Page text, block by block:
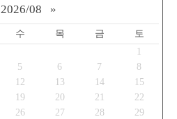
2026/08 »
수 목 금
토
1
5 6 7
8
12 13 14
15
19 20 21
22
26 27 28
29